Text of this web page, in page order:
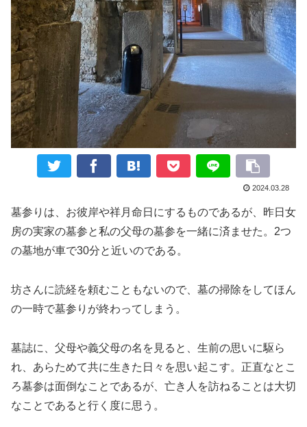
2024.03.28
墓参りは、お彼岸や祥月命日にするものであるが、昨日女
房の実家の墓参と私の父母の墓参を一緒に済ませた。2つ
の墓地が車で30分と近いのである。
坊さんに読経を頼むこともないので、墓の掃除をしてほん
の一時で墓参りが終わってしまう。
墓誌に、父母や義父母の名を見ると、生前の思いに駆ら
れ、あらためて共に生きた日々を思い起こす。正直なとこ
ろ墓参は面倒なことであるが、亡き人を訪ねることは大切
なことであると行く度に思う。